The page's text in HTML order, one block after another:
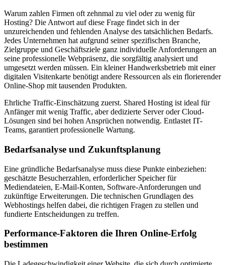
Warum zahlen Firmen oft zehnmal zu viel oder zu wenig für
Hosting? Die Antwort auf diese Frage findet sich in der
unzureichenden und fehlenden Analyse des tatsächlichen Bedarfs.
Jedes Unternehmen hat aufgrund seiner spezifischen Branche,
Zielgruppe und Geschäftsziele ganz individuelle Anforderungen an
seine professionelle Webpräsenz, die sorgfältig analysiert und
umgesetzt werden müssen. Ein kleiner Handwerksbetrieb mit einer
digitalen Visitenkarte benötigt andere Ressourcen als ein florierender
Online-Shop mit tausenden Produkten.
Ehrliche Traffic-Einschätzung zuerst. Shared Hosting ist ideal für
Anfänger mit wenig Traffic, aber dedizierte Server oder Cloud-
Lösungen sind bei hohen Ansprüchen notwendig. Entlastet IT-
Teams, garantiert professionelle Wartung.
Bedarfsanalyse und Zukunftsplanung
Eine gründliche Bedarfsanalyse muss diese Punkte einbeziehen:
geschätzte Besucherzahlen, erforderlicher Speicher für
Mediendateien, E-Mail-Konten, Software-Anforderungen und
zukünftige Erweiterungen. Die technischen Grundlagen des
Webhostings helfen dabei, die richtigen Fragen zu stellen und
fundierte Entscheidungen zu treffen.
Performance-Faktoren die Ihren Online-Erfolg
bestimmen